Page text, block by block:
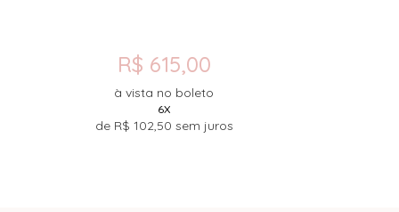
R$ 615,00
à vista no boleto
6X
de R$ 102,50 sem juros